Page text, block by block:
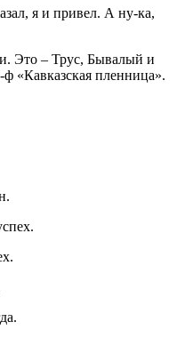
я и привел. А ну-ка,
Это – Трус, Бывалый и
«Кавказская пленница».